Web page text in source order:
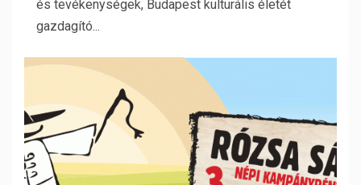
és tevékenységek, Budapest kulturális életét
gazdagító...